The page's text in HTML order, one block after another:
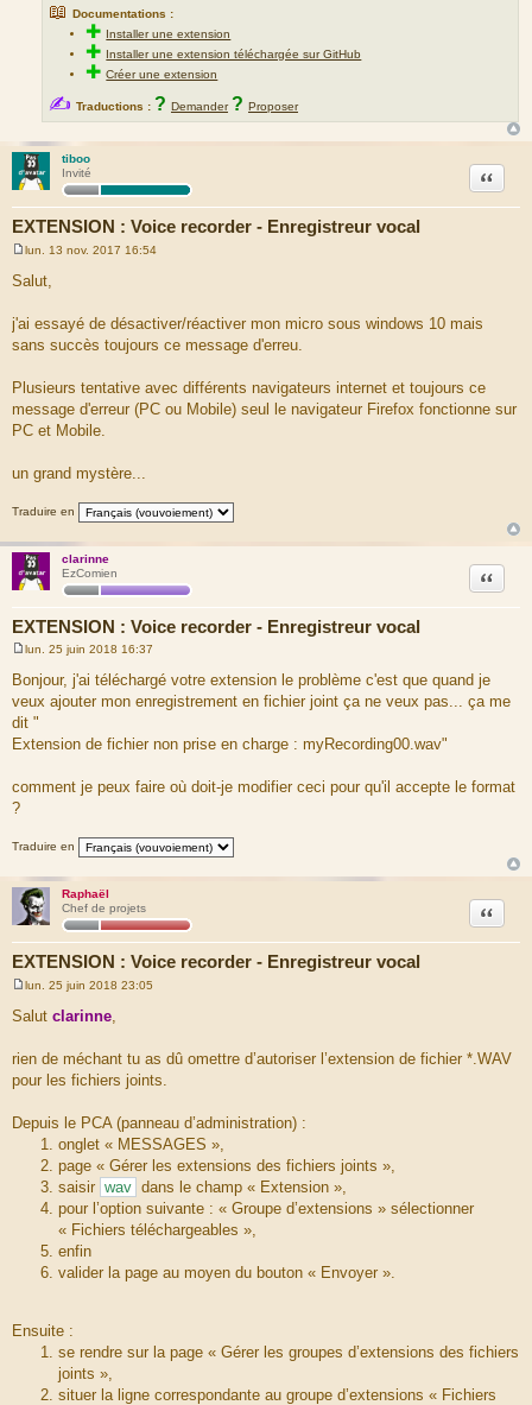
📖 Documentations :
✚ Installer une extension
✚ Installer une extension téléchargée sur GitHub
✚Créer une extension
✍ Traductions : ? Demander ? Proposer
tiboo
Invité
EXTENSION : Voice recorder - Enregistreur vocal
Citation
e
s
a
g
e
lun. 13 nov. 2017 16:54
Salut,
j'ai essayé de désactiver/réactiver mon micro sous windows 10 mais
sans succès toujours ce message d'erreu.
Plusieurs tentative avec différents navigateurs internet et toujours ce
message d'erreur (PC ou Mobile) seul le navigateur Firefox fonctionne sur
PC et Mobile.
un grand mystère...
Traduire en
clarinne
EzComien
EXTENSION : Voice recorder - Enregistreur vocal
Citation
e
s
s
a
g
e
lun. 25 juin 2018 16:37
Bonjour, j'ai téléchargé votre extension le problème c'est que quand je
veux ajouter mon enregistrement en fichier joint ça ne veux pas... ça me
dit "
Extension de fichier non prise en charge : myRecording00.wav"
comment je peux faire où doit-je modifier ceci pour qu'il accepte le format
?
Traduire en
Raphaël
Chef de projets
EXTENSION : Voice recorder - Enregistreur vocal
Citation
e
s
g
e
lun. 25 juin 2018 23:05
Salut clarinne
rien de méchant tu as dû omettre d’autoriser l’extension de fichier *.WAV
pour les fichiers joints.
Depuis le PCA (panneau d’administration) :
onglet « MESSAGES »,
page « Gérer les extensions des fichiers joints »,
saisir wav dans le champ « Extension »,
pour l’option suivante : « Groupe d’extensions » sélectionner
« Fichiers téléchargeables »,
enfin
valider la page au moyen du bouton « Envoyer ».
Ensuite :
se rendre sur la page « Gérer les groupes d’extensions des fichiers
joints »,
situer la ligne correspondante au groupe d’extensions « Fichiers